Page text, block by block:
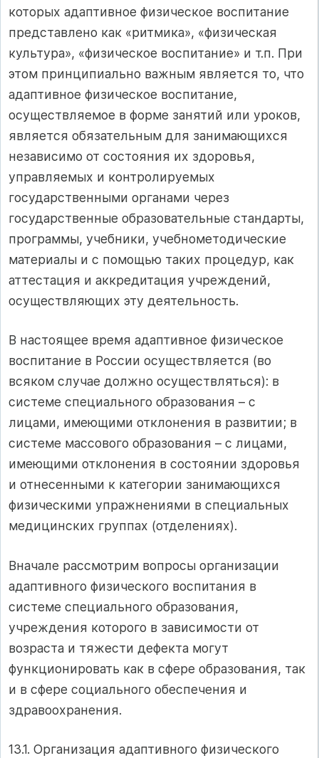
которых адаптивное физическое воспитание
представлено как «ритмика», «физическая
культура», «физическое воспитание» и т.п. При
этом принципиально важным является то, что
адаптивное физическое воспитание,
осуществляемое в форме занятий или уроков,
является обязательным для занимающихся
независимо от состояния их здоровья,
управляемых и контролируемых
государственными органами через
государственные образовательные стандарты,
программы, учебники, учебнометодические
материалы и с помощью таких процедур, как
аттестация и аккредитация учреждений,
осуществляющих эту деятельность.
В настоящее время адаптивное физическое
воспитание в России осуществляется (во
всяком случае должно осуществляться): в
системе специального образования – с
лицами, имеющими отклонения в развитии; в
системе массового образования – с лицами,
имеющими отклонения в состоянии здоровья
и отнесенными к категории занимающихся
физическими упражнениями в специальных
медицинских группах (отделениях).
Вначале рассмотрим вопросы организации
адаптивного физического воспитания в
системе специального образования,
учреждения которого в зависимости от
возраста и тяжести дефекта могут
функционировать как в сфере образования, так
и в сфере социального обеспечения и
здравоохранения.
13.1. Организация адаптивного физического